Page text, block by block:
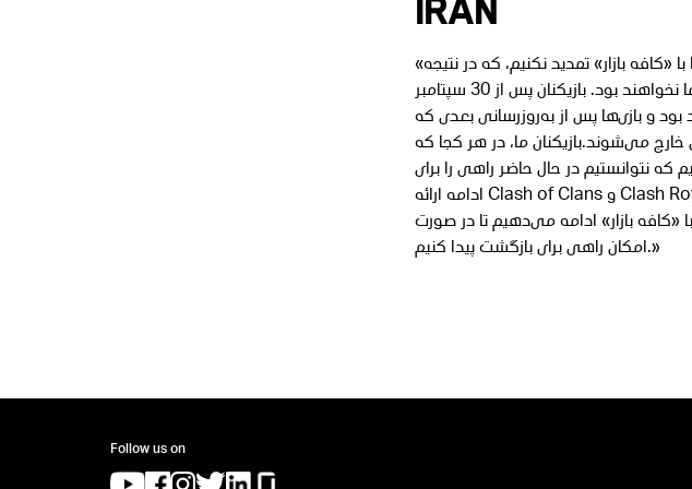
Iran
«تصمیم سختی را گرفته‌ایم مبنی بر اینکه قرارداد خود را با «کافه بازار» تمدید نکنیم، که در نتیجه
آن بازیکنان ایرانی دیگر قادر به انجام دادن بازی‌های ما نخواهند بود. بازیکنان پس از 30 سپتامبر
بود و بازی‌ها پس از به‌روزرسانی بعدی که
می‌شوند.بازیکنان ما، در هر کجا که
که نتوانستیم در حال حاضر راهی را برای
ادامه ارائه Clash of Clans و Clash Royale به بازیکنانمان در ایران پیدا کنیم.ما این در را برای
بازار» ادامه می‌دهیم تا در صورت
امکان راهی برای بازگشت پیدا کنیم.»
Follow us on
(opens in a new tab)
(opens in a new tab)
(opens in a new tab)
(opens in a new tab)
(opens in a new tab)